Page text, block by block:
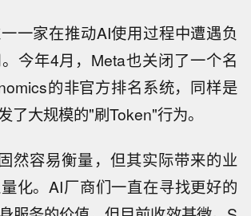
一家在推动AI使用过程中遭遇负
今年4月，Meta也关闭了一个名
的非官方排名系统，同样是
了大规模的"刷Token"行为。
然容易衡量，但其实际带来的业
化。AI厂商们一直在寻找更好的